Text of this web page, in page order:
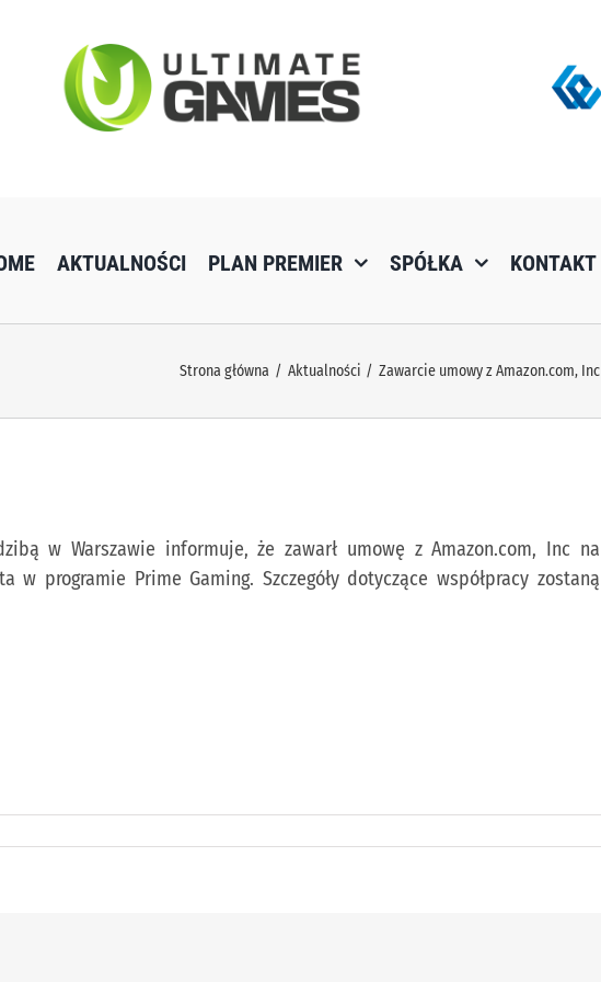
AKTUALNOŚCI PLAN PREMIER SPÓŁKA KONTAKT
Strona główna Aktualności Zawarcie umowy z Amazon.com, Inc
w Warszawie informuje, że zawarł umowę z Amazon.com, Inc na
programie Prime Gaming. Szczegóły dotyczące współpracy zostaną